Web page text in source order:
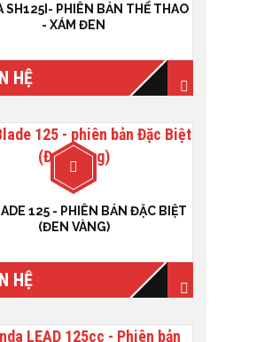
SH125I- PHIÊN BẢN THỂ THAO
- XÁM ĐEN
HỆ
125 - PHIÊN BẢN ĐẶC BIỆT
(ĐEN VÀNG)
HỆ